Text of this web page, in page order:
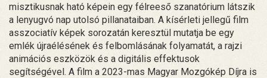
misztikusnak ható képein egy félreeső szanatórium látszik
a lenyugvó nap utolsó pillanataiban. A kísérleti jellegű film
asszociatív képek sorozatán keresztül mutatja be egy
emlék újraélésének és felbomlásának folyamatát, a rajzi
animációs eszközök és a digitális effektusok
segítségével. A film a 2023-mas Magyar Mozgókép Díjra is